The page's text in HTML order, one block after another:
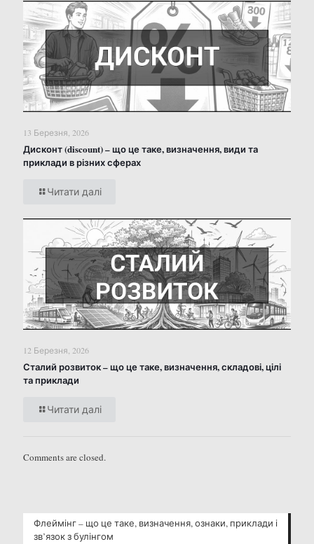
13 Березня, 2026
Дисконт (discount) – що це таке, визначення, види та
приклади в різних сферах
Читати далі
12 Березня, 2026
Сталий розвиток – що це таке, визначення, складові, цілі
та приклади
Читати далі
Comments are closed.
Флеймінг – що це таке, визначення, ознаки, приклади і
зв’язок з булінгом